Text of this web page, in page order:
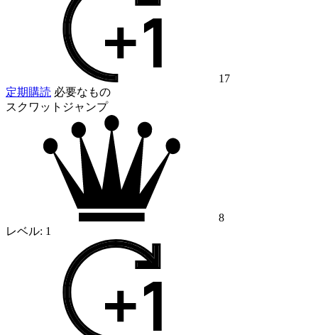
17
定期購読 必要なもの
スクワットジャンプ
8
レベル: 1